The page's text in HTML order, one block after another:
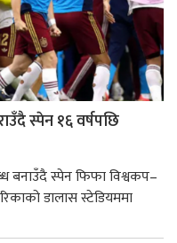
स्पेन १६ वर्षपछि
बनाउँदै स्पेन फिफा विश्वकप–
डालास स्टेडियममा